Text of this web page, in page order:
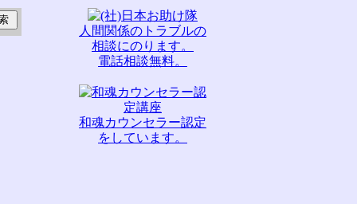
人間関係のトラブルの
相談にのります。
電話相談無料。
和魂カウンセラー認定
をしています。